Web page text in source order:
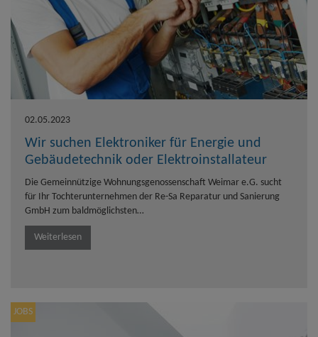
02.05.2023
Wir suchen Elektroniker für Energie und
Gebäudetechnik oder Elektroinstallateur
Die Gemeinnützige Wohnungsgenossenschaft Weimar e.G. sucht
für Ihr Tochterunternehmen der Re-Sa Reparatur und Sanierung
GmbH zum baldmöglichsten…
Weiterlesen
JOBS